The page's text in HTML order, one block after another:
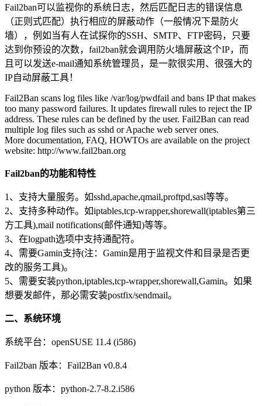
Fail2ban可以监视你的系统日志，然后匹配日志的错误信息
（正则式匹配）执行相应的屏蔽动作（一般情况下是防火
墙），例如当有人在试探你的SSH、SMTP、FTP密码，只要
达到你预设的次数，fail2ban就会调用防火墙屏蔽这个IP，而
且可以发送e-mail通知系统管理员，是一款很实用、很强大的
IP自动屏蔽工具！
Fail2Ban scans log files like /var/log/pwdfail and bans IP that makes
too many password failures. It updates firewall rules to reject the IP
address. These rules can be defined by the user. Fail2Ban can read
multiple log files such as sshd or Apache web server ones.
More documentation, FAQ, HOWTOs are available on the project
website: http://www.fail2ban.org
Fail2ban的功能和特性
1、支持大量服务。如sshd,apache,qmail,proftpd,sasl等等。
2、支持多种动作。如iptables,tcp-wrapper,shorewall(iptables第三
方工具),mail notifications(邮件通知)等等。
3、在logpath选项中支持通配符。
4、需要Gamin支持(注：Gamin是用于监视文件和目录是否更
改的服务工具)。
5、需要安装python,iptables,tcp-wrapper,shorewall,Gamin。如果
想要发邮件，那必需安装postfix/sendmail。
二、系统环境
系统平台：openSUSE 11.4 (i586)
Fail2ban 版本：Fail2Ban v0.8.4
python 版本：python-2.7-8.2.i586